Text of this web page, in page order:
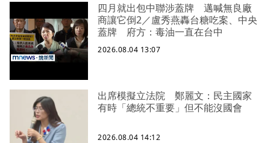
四月就出包中聯涉蓋牌 邁喊無良廠
商讓它倒2／盧秀燕轟台糖吃案、中央
蓋牌 府方：毒油一直在台中
2026.08.04 13:07
出席模擬立法院 鄭麗文：民主國家
有時「總統不重要」但不能沒國會
2026.08.04 14:12